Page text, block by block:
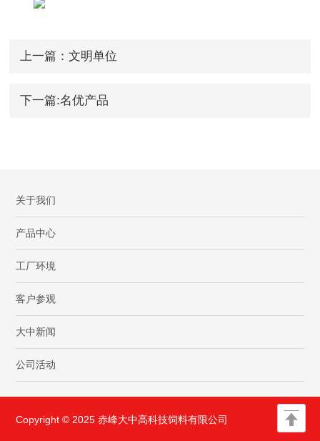
上一篇：文明单位
下一篇:名优产品
关于我们
产品中心
工厂环境
客户参观
大中新闻
公司活动
Copyright © 2025 赤峰大中高科技饲料有限公司